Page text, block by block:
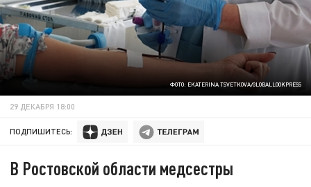
ФОТО: EKATERINA TSVETKOVA/GLOBALLOOKPRESS
29 ДЕКАБРЯ 18:00
ПОДПИШИТЕСЬ:
В Ростовской области медсестры